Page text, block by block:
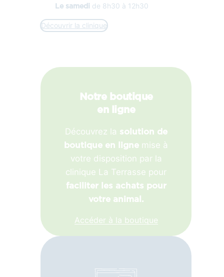
Le samedi de 8h30 à 12h30
Découvrir la clinique
Notre boutique
en ligne
Découvrez la solution de
boutique en ligne mise à
votre disposition par la
clinique La Terrasse pour
faciliter les achats pour
votre animal.
Accéder à la boutique